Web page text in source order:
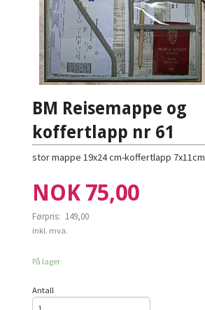
BM Reisemappe og
koffertlapp nr 61
stor mappe 19x24 cm-koffertlapp 7x11cm
Tilbud
NOK 75,00
Førpris: 149,00
Rabatt
inkl. mva.
På lager
Antall